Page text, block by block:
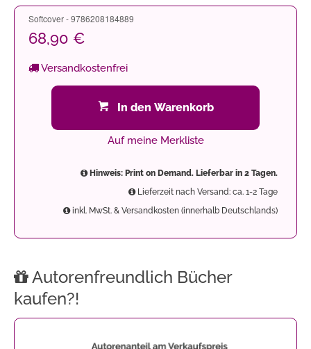
Softcover - 9786208184889
68,90 €
Versandkostenfrei
In den Warenkorb
Auf meine Merkliste
Hinweis: Print on Demand. Lieferbar in 2 Tagen.
Lieferzeit nach Versand: ca. 1-2 Tage
inkl. MwSt. & Versandkosten (innerhalb Deutschlands)
Autorenfreundlich Bücher
kaufen?!